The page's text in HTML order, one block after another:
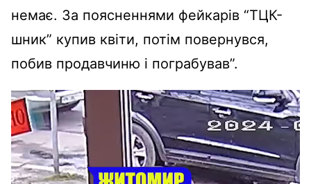
немає. За поясненнями фейкарів “ТЦК-
шник” купив квіти, потім повернувся,
побив продавчиню і пограбував”.